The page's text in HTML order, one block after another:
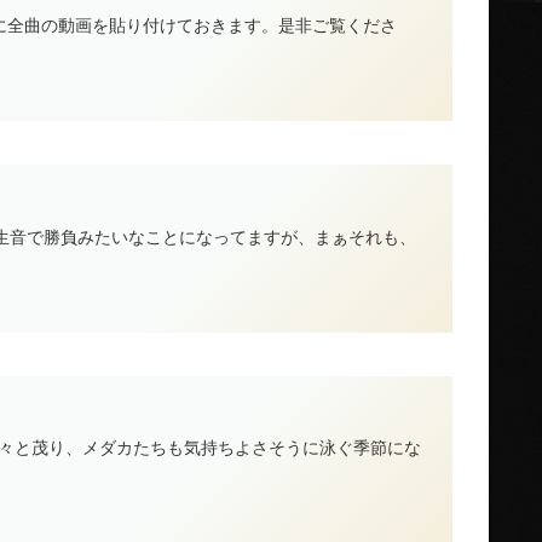
曲の動画を貼り付けておきます。是非ご覧くださ
で勝負みたいなことになってますが、まぁそれも、
と茂り、メダカたちも気持ちよさそうに泳ぐ季節にな